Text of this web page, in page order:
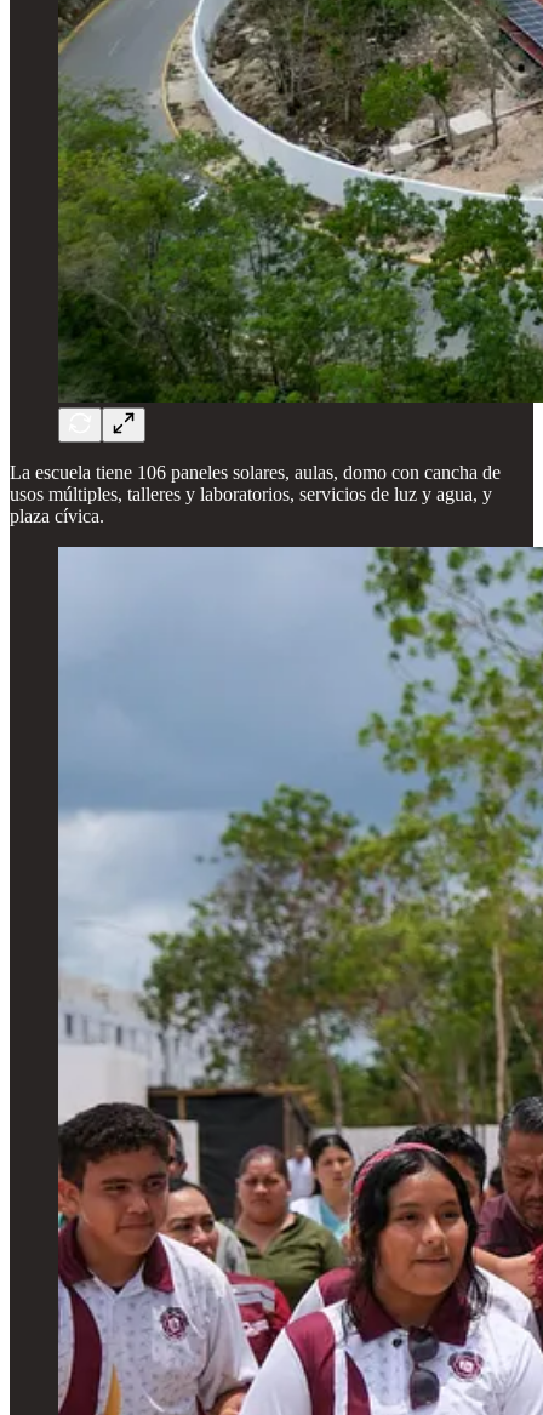
La escuela tiene 106 paneles solares, aulas, domo con cancha de
usos múltiples, talleres y laboratorios, servicios de luz y agua, y
plaza cívica.